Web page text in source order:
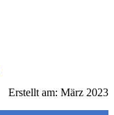
Erstellt am: März 2023